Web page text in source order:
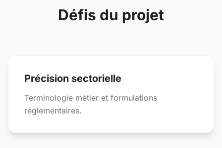
Défis du projet
Précision sectorielle
Terminologie métier et formulations
réglementaires.